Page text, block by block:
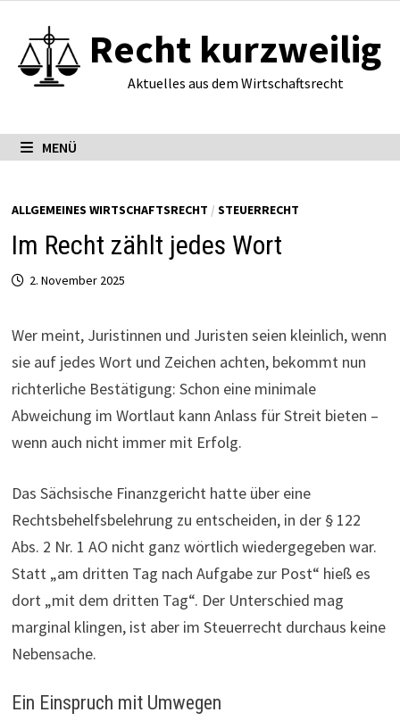
Inhalt
springen
Recht kurzweilig
Aktuelles aus dem Wirtschaftsrecht
MENÜ
ALLGEMEINES WIRTSCHAFTSRECHT / STEUERRECHT
Im Recht zählt jedes Wort
2. November 2025
Wer meint, Juristinnen und Juristen seien kleinlich, wenn
sie auf jedes Wort und Zeichen achten, bekommt nun
richterliche Bestätigung: Schon eine minimale
Abweichung im Wortlaut kann Anlass für Streit bieten –
wenn auch nicht immer mit Erfolg.
Das Sächsische Finanzgericht hatte über eine
Rechtsbehelfsbelehrung zu entscheiden, in der § 122
Abs. 2 Nr. 1 AO nicht ganz wörtlich wiedergegeben war.
Statt „am dritten Tag nach Aufgabe zur Post“ hieß es
dort „mit dem dritten Tag“. Der Unterschied mag
marginal klingen, ist aber im Steuerrecht durchaus keine
Nebensache.
Ein Einspruch mit Umwegen